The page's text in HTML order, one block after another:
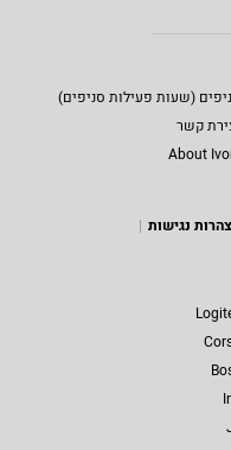
(שעות פעילות סניפים)
קשר
About
נגישות